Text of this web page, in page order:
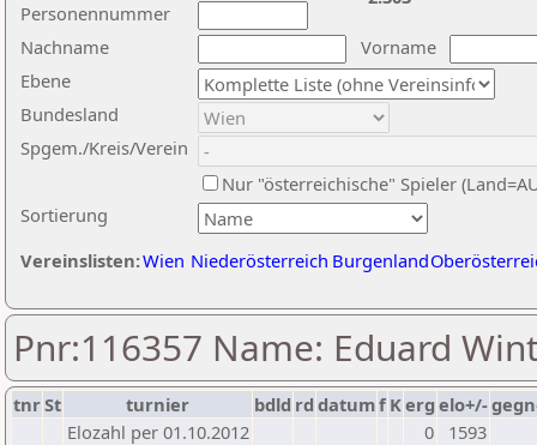
Nachname
Vorname
Ebene
Sortierung
Personennummer
Bundesland
Spgem./Kreis/Verein
Nur "österreichische" Spieler
Vereinslisten:Wien Niederösterreich Burgenland
Pnr:116357 Name: Eduard
tnrSt turnier bdld rd datumf Kerg elo+/-
Elozahl per 01.10.2012
0
1593